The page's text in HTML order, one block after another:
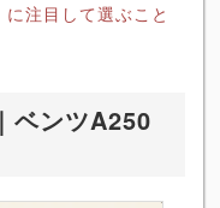
注目して選ぶこと
ベンツA250